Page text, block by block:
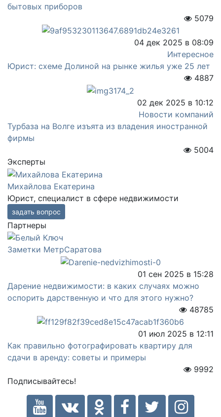
бытовых приборов
5079
04 дек 2025 в 08:09
Интересное
Юрист: схеме Долиной на рынке жилья уже 25 лет
4887
02 дек 2025 в 10:12
Новости компаний
Турбаза на Волге изъята из владения иностранной
фирмы
5004
Эксперты
Михайлова Екатерина
Юрист, специалист в сфере недвижимости
задать вопрос
Партнеры
Заметки МетрСаратова
01 сен 2025 в 15:28
Дарение недвижимости: в каких случаях можно
оспорить дарственную и что для этого нужно?
48785
01 июл 2025 в 12:11
Как правильно фотографировать квартиру для
сдачи в аренду: советы и примеры
9992
Подписывайтесь!